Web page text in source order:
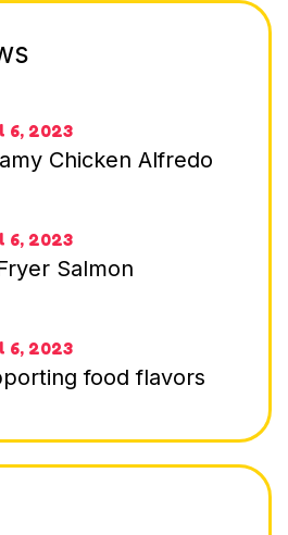
6, 2023
Chicken Alfredo
6, 2023
Salmon
6, 2023
food flavors